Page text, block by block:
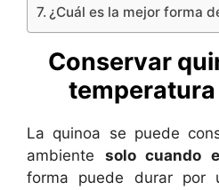
o
¿Cuál es la mejor forma
Conservar
La quinoa se puede
ambiente solo cuando
forma puede durar por